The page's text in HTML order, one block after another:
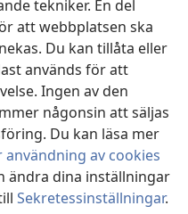
tekniker. En del
att webbplatsen ska
Du kan tillåta eller
används för att
Ingen av den
någonsin att säljas
Du kan läsa mer
av cookies
ändra dina inställningar
Sekretessinställningar.
Tract Society of
|